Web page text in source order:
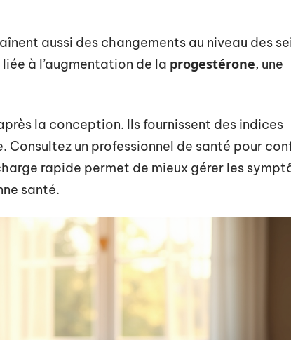
aussi des changements au niveau des
à l’augmentation de la progestérone, une
la conception. Ils fournissent des indices
Consultez un professionnel de santé pour
rapide permet de mieux gérer les
santé.